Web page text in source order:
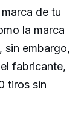
de tu
la marca
sin embargo,
fabricante,
tiros sin